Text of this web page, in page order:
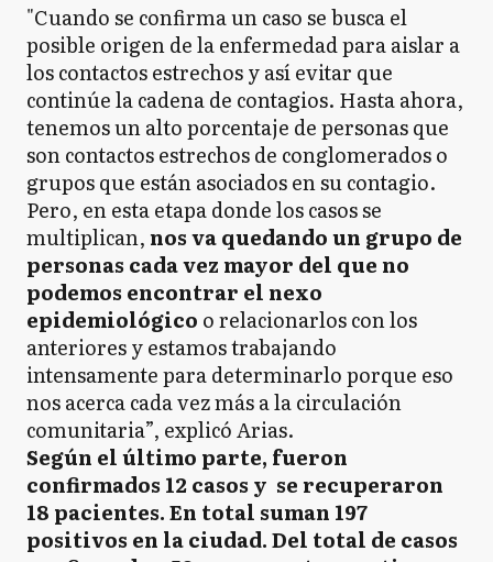
"Cuando se confirma un caso se busca el
posible origen de la enfermedad para aislar a
los contactos estrechos y así evitar que
continúe la cadena de contagios. Hasta ahora,
tenemos un alto porcentaje de personas que
son contactos estrechos de conglomerados o
grupos que están asociados en su contagio.
Pero, en esta etapa donde los casos se
multiplican, nos va quedando un grupo de
personas cada vez mayor del que no
podemos encontrar el nexo
epidemiológico o relacionarlos con los
anteriores y estamos trabajando
intensamente para determinarlo porque eso
nos acerca cada vez más a la circulación
comunitaria”, explicó Arias.
Según el último parte, fueron
confirmados 12 casos y se recuperaron
18 pacientes. En total suman 197
positivos en la ciudad. Del total de casos